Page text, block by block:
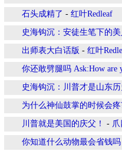
石头成精了 - 红叶Redleaf
史海钩沉：安徒生笔下的
出师表大白话版 - 红叶
你还敢劈腿吗 Ask:How are
史海钩沉：川普才是山东
为什么神仙鼓掌的时候会疼
川普就是美国的庆父！ -
你知道什么动物最会省钱吗